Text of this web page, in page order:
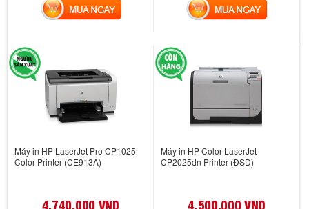
MUA NGAY MUA NGAY
Máy in HP LaserJet Pro CP1025
Color Printer (CE913A)
4,740,000 VND
Máy in HP Color LaserJet
CP2025dn Printer (ĐSD)
4,500,000 VND